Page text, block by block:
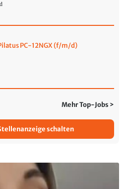
PC-12NGX (f/m/d)
Mehr Top-Jobs >
schalten